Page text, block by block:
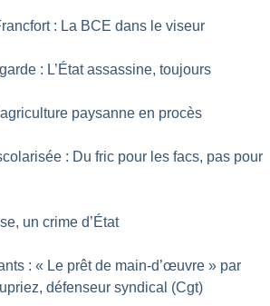
: La BCE dans le viseur
: L’État assassine, toujours
paysanne en procès
: Du fric pour les facs, pas pour
un crime d’État
: « Le prêt de main-d’œuvre » par
défenseur syndical (Cgt)